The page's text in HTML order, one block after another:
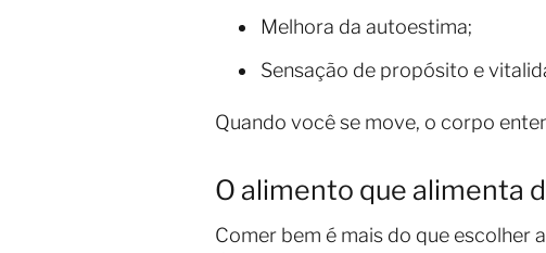
Melhora da autoestima;
Sensação de propósito e
Quando você se move, o corpo
O alimento que alimenta
Comer bem é mais do que escolher